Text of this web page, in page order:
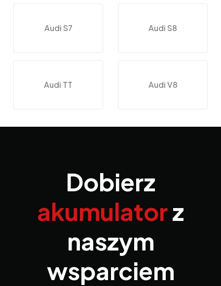
Audi S7 Audi S8
Audi TT Audi V8
Dobierz
akumulatorz
naszym
wsparciem